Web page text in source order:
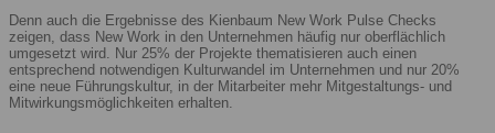
Denn auch die Ergebnisse des Kienbaum New Work Pulse Checks
zeigen, dass New Work in den Unternehmen häufig nur oberflächlich
umgesetzt wird. Nur 25% der Projekte thematisieren auch einen
entsprechend notwendigen Kulturwandel im Unternehmen und nur 20%
eine neue Führungskultur, in der Mitarbeiter mehr Mitgestaltungs- und
Mitwirkungsmöglichkeiten erhalten.